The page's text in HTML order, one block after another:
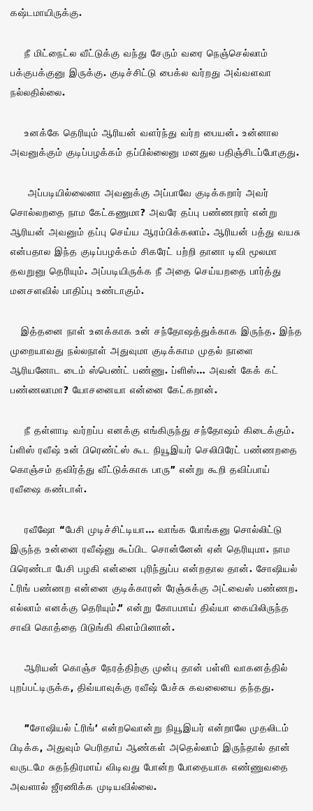
கஷ்டமாயிருக்கு.
நீ மிட்நைட்ல வீட்டுக்கு வந்து சேரும் வரை நெஞ்செல்லாம்
பக்குபக்குனு இருக்கு. குடிச்சிட்டு பைக்ல வர்றது அவ்வளவா
நல்லதில்லை.
உனக்கே தெரியும் ஆரியன் வளர்ந்து வர்ற பையன். உன்னால
அவனுக்கும் குடிப்பழக்கம் தப்பில்லைனு மனதுல பதிஞ்சிடப்போகுது.
அப்படியில்லைனா அவனுக்கு அப்பாவே குடிக்கறார் அவர்
சொல்லறதை நாம கேட்கணுமா? அவரே தப்பு பண்ணறார் என்று
ஆரியன் அவனும் தப்பு செய்ய ஆரம்பிக்கலாம். ஆரியன் பத்து வயசு
என்பதால இந்த குடிப்பழக்கம் சிகரேட் பற்றி தானா டிவி மூலமா
தவறுனு தெரியும். அப்படியிருக்க நீ அதை செய்யறதை பார்த்து
மனசளவில் பாதிப்பு உண்டாகும்.
இத்தனை நாள் உனக்காக உன் சந்தோஷத்துக்காக இருந்த. இந்த
முறையாவது நல்லநாள் அதுவுமா குடிக்காம முதல் நாளை
ஆரியனோட டைம் ஸ்பெண்ட் பண்ணு. ப்ளிஸ்… அவன் கேக் கட்
பண்ணலாமா? யோசனையா என்னை கேட்கறான்.
நீ தள்ளாடி வர்றப்ப எனக்கு எங்கிருந்து சந்தோஷம் கிடைக்கும்.
ப்ளிஸ் ரவீஷ் உன் பிரெண்ட்ஸ் கூட நியூஇயர் செலிபிரேட் பண்ணறதை
கொஞ்சம் தவிர்த்து வீட்டுக்காக பாரு” என்று கூறி தவிப்பாய்
ரவீஷை கண்டாள்.
ரவீஷோ “பேசி முடிச்சிட்டியா… வாங்க போங்கனு சொல்லிட்டு
இருந்த உன்னை ரவீஷ்னு கூப்பிட சொன்னேன் ஏன் தெரியுமா. நாம
பிரெண்டா பேசி பழகி என்னை புரிந்துப்ப என்றதால தான். சோஷியல்
ட்ரிங் பண்ணற என்னை குடிக்காரன் ரேஞ்சுக்கு அட்வைஸ் பண்ணற.
எல்லாம் எனக்கு தெரியும்.” என்று கோபமாய் திவ்யா கையிலிருந்த
சாவி கொத்தை பிடுங்கி கிளம்பினான்.
ஆரியன் கொஞ்ச நேரத்திற்கு முன்பு தான் பள்ளி வாகனத்தில்
புறப்பட்டிருக்க, திவ்யாவுக்கு ரவீஷ் பேச்சு கவலையை தந்தது.
”சோஷியல் ட்ரிங்’ என்றவொன்று நியூஇயர் என்றாலே முதலிடம்
பிடிக்க, அதுவும் பெரிதாய் ஆண்கள் அதெல்லாம் இருந்தால் தான்
வருடமே சுதந்திரமாய் விடிவது போன்ற போதையாக எண்ணுவதை
அவளால் ஜீரணிக்க முடியவில்லை.